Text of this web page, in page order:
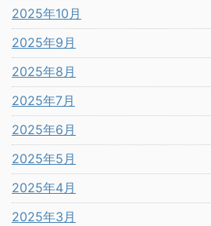
2025年10月
2025年9月
2025年8月
2025年7月
2025年6月
2025年5月
2025年4月
2025年3月